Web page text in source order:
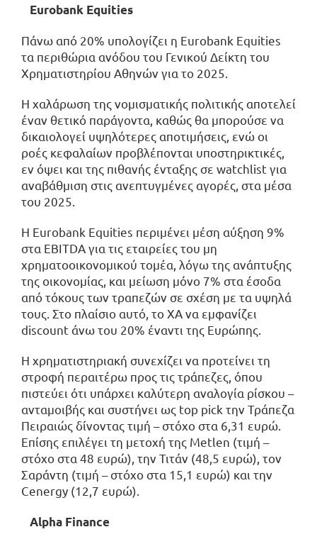
Eurobank Equities
Πάνω από 20% υπολογίζει η Eurobank Equities
τα περιθώρια ανόδου του Γενικού Δείκτη του
Χρηματιστηρίου Αθηνών για το 2025.
Η χαλάρωση της νομισματικής πολιτικής αποτελεί
έναν θετικό παράγοντα, καθώς θα μπορούσε να
δικαιολογεί υψηλότερες αποτιμήσεις, ενώ οι
ροές κεφαλαίων προβλέπονται υποστηρικτικές,
εν όψει και της πιθανής ένταξης σε watchlist για
αναβάθμιση στις ανεπτυγμένες αγορές, στα μέσα
του 2025.
Η Eurobank Equities περιμένει μέση αύξηση 9%
στα EBITDA για τις εταιρείες του μη
χρηματοοικονομικού τομέα, λόγω της ανάπτυξης
της οικονομίας, και μείωση μόνο 7% στα έσοδα
από τόκους των τραπεζών σε σχέση με τα υψηλά
τους. Στο πλαίσιο αυτό, το ΧΑ να εμφανίζει
discount άνω του 20% έναντι της Ευρώπης.
Η χρηματιστηριακή συνεχίζει να προτείνει τη
στροφή περαιτέρω προς τις τράπεζες, όπου
πιστεύει ότι υπάρχει καλύτερη αναλογία ρίσκου –
ανταμοιβής και συστήνει ως top pick την Τράπεζα
Πειραιώς δίνοντας τιμή – στόχο στα 6,31 ευρώ.
Επίσης επιλέγει τη μετοχή της Metlen (τιμή –
στόχο στα 48 ευρώ), την Τιτάν (48,5 ευρώ), τον
Σαράντη (τιμή – στόχο στα 15,1 ευρώ) και την
Cenergy (12,7 ευρώ).
Alpha Finance